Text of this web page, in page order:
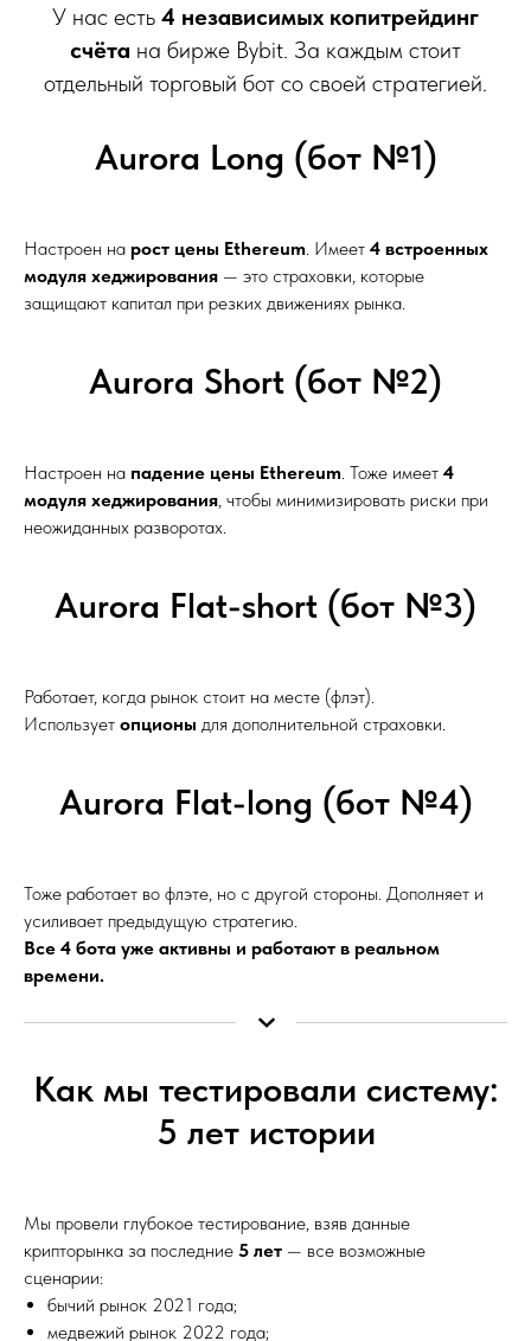
У нас есть 4 независимых копитрейдинг
счёта на бирже Bybit. За каждым стоит
отдельный торговый бот со своей стратегией.
Aurora Long (бот №1)
Настроен на рост цены Ethereum. Имеет 4 встроенных
модуля хеджирования — это страховки, которые
защищают капитал при резких движениях рынка.
Aurora Short (бот №2)
Настроен на падение цены Ethereum. Тоже имеет 4
модуля хеджирования, чтобы минимизировать риски при
неожиданных разворотах.
Aurora Flat-short (бот №3)
Работает, когда рынок стоит на месте (флэт).
Использует опционы для дополнительной страховки.
Aurora Flat-long (бот №4)
Тоже работает во флэте, но с другой стороны. Дополняет и
усиливает предыдущую стратегию.
Все 4 бота уже активны и работают в реальном
времени.
Как мы тестировали систему:
5 лет истории
Мы провели глубокое тестирование, взяв данные
крипторынка за последние 5 лет — все возможные
сценарии:
бычий рынок 2021 года;
медвежий рынок 2022 года;